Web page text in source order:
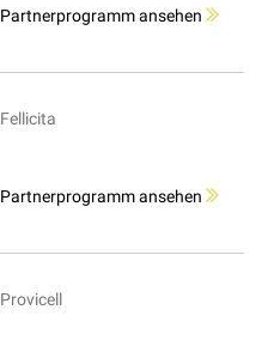
Partnerprogramm ansehen
Fellicita
Partnerprogramm ansehen
Provicell